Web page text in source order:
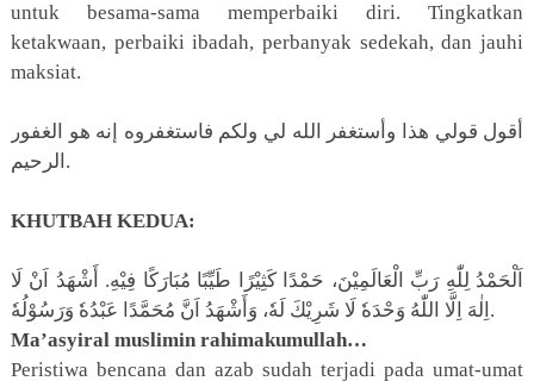
untuk besama-sama memperbaiki diri. Tingkatkan
ketakwaan, perbaiki ibadah, perbanyak sedekah, dan jauhi
maksiat.
أقول قولي هذا وأستغفر الله لي ولكم فاستغفروه إنه هو الغفور
الرحيم.
KHUTBAH KEDUA:
اَلْحَمْدُ لِلّٰهِ رَبِّ الْعَالَمِيْنَ، حَمْدًا كَثِيْرًا طَيِّبًا مُبَارَكًا فِيْهِ. أَشْهَدُ اَنْ لَا
اِلٰهَ اِلَّا اللّٰهُ وَحْدَهٗ لَا شَرِيْكَ لَهٗ، وَأَشْهَدُ اَنَّ مُحَمَّدًا عَبْدُهٗ وَرَسُوْلُهٗ.
Ma’asyiral muslimin rahimakumullah…
Peristiwa bencana dan azab sudah terjadi pada umat-umat